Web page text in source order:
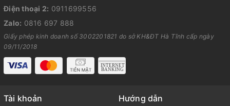
Điện thoại 2: 0911699556
Zalo: 0816 697 888
Giấy phép kinh doanh số 3002201821 do sở KH&ĐT Hà Tĩnh cấp ngày
09/11/2018
Tài khoản Hướng dẫn